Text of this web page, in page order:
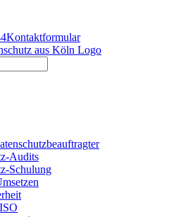
Kontaktformular
Audits
Schulung